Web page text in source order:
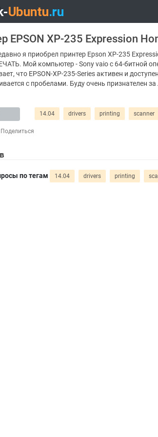
EPSON XP-235 Expression
я приобрел принтер Epson XP-235
Мой компьютер - Sony vaio с 64-битной
что EPSON-XP-235-Series активен и
с пробелами. Буду очень признателен
14.04 drivers printing scanner
Поделиться
по тегам 14.04 drivers printing